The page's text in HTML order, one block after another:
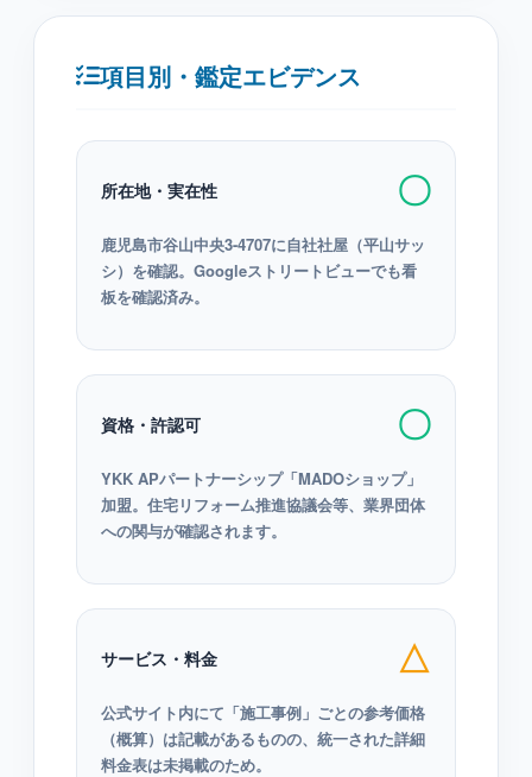
項目別・鑑定エビデンス
所在地・実在性 〇
鹿児島市谷山中央3-4707に自社社屋（平山サッ
シ）を確認。Googleストリートビューでも看
板を確認済み。
資格・許認可 〇
YKK APパートナーシップ「MADOショップ」
加盟。住宅リフォーム推進協議会等、業界団体
への関与が確認されます。
サービス・料金 △
公式サイト内にて「施工事例」ごとの参考価格
（概算）は記載があるものの、統一された詳細
料金表は未掲載のため。